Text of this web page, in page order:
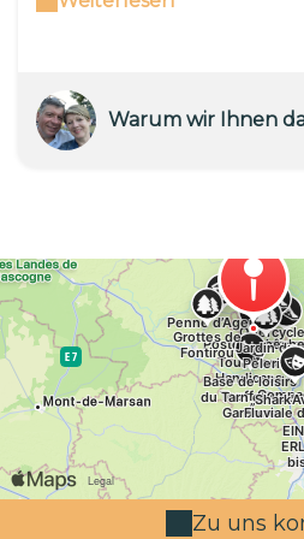
Veranstaltungen,
Sie uns an um zu sehen,
Verfügbarkeit haben! Das
bietet Outdoor- und
Tagesausflügen,
Vereine organisierte
Sportvereine,
Teambuilding… Wir können
verschiedenen
Campingplätze, Lodges ,
begleiten Sie bei der
Ausflugs oder
verschiedene Aktivitäten
und Zielen. Abfahrten im
oder mit Instruktoren,
Warum wir Ihnen
Zu uns